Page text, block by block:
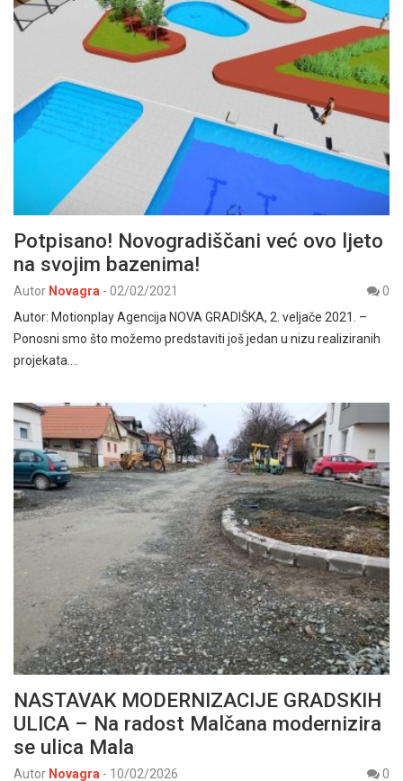
Potpisano! Novogradiščani već ovo ljeto
na svojim bazenima!
Autor Novagra - 02/02/2021
0
Autor: Motionplay Agencija NOVA GRADIŠKA, 2. veljače 2021. –
Ponosni smo što možemo predstaviti još jedan u nizu realiziranih
projekata.…
NASTAVAK MODERNIZACIJE GRADSKIH
ULICA – Na radost Malčana modernizira
se ulica Mala
Autor Novagra - 10/02/2026 0